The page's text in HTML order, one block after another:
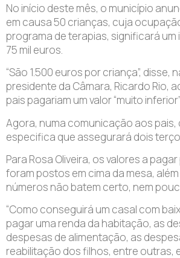
No início deste mês, o município
em causa 50 crianças, cuja
programa de terapias, significará um
75 mil euros.
“São 1.500 euros por criança”, disse,
presidente da Câmara, Ricardo Rio,
pais pagariam um valor “muito
Agora, numa comunicação aos pais,
especifica que assegurará dois
Para Rosa Oliveira, os valores a
foram postos em cima da mesa, além
números não batem certo, nem
“Como conseguirá um casal com
pagar uma renda da habitação, as
despesas de alimentação, as
reabilitação dos filhos, entre outras,